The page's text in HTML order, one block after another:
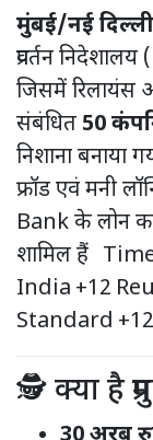
मुंबई/नई
प्रवर्तन
जिसमें रिलायंस
संबंधित 50
निशाना बनाया
फ्रॉड एवं मनी
Bank के लोन
शामिल हैं
India +12
Standard +12
🕵️ क्या है